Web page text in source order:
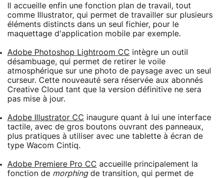
Il accueille enfin une fonction plan de travail, tout
comme Illustrator, qui permet de travailler sur plusieurs
éléments distincts dans un seul fichier, pour le
maquettage d'application mobile par exemple.
Adobe Photoshop Lightroom CC intègre un outil
désambuage, qui permet de retirer le voile
atmosphérique sur une photo de paysage avec un seul
curseur. Cette nouveauté sera réservée aux abonnés
Creative Cloud tant que la version définitive ne sera
pas mise à jour.
Adobe Illustrator CC inaugure quant à lui une interface
tactile, avec de gros boutons ouvrant des panneaux,
plus pratiques à utiliser avec une tablette à écran de
type Wacom Cintiq.
Adobe Premiere Pro CC accueille principalement la
fonction de morphingde transition, qui permet de